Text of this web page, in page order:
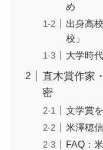
め
出身高
校」
大学時
直木賞作家
密
文学賞
米澤穂
FAQ：